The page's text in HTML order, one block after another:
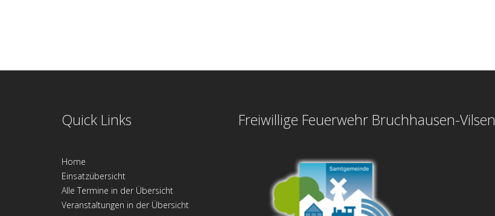
Quick Links
Home
Einsatzübersicht
Alle Termine in der Übersicht
Veranstaltungen in der Übersicht
Freiwillige Feuerwehr Bruchhausen-Vilsen